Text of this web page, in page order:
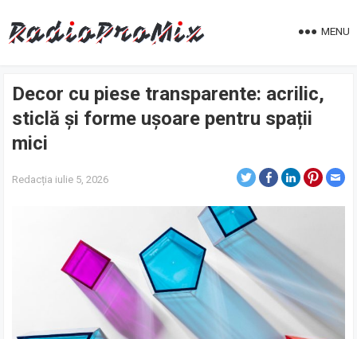
MENU
Decor cu piese transparente: acrilic,
sticlă și forme ușoare pentru spații
mici
Redacția iulie 5, 2026